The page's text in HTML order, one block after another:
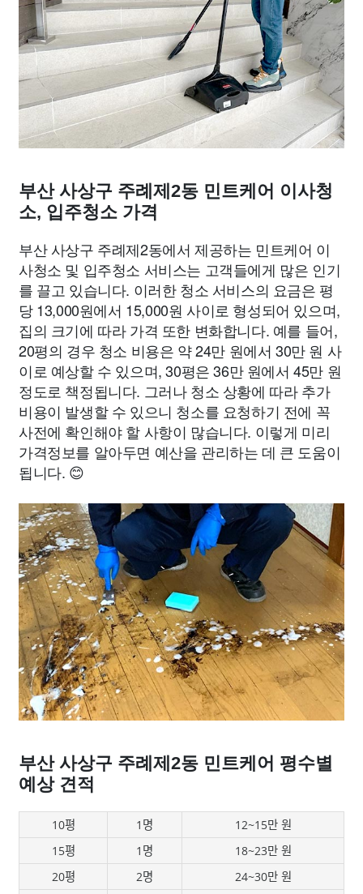
부산 사상구 주례제2동 민트케어 이사청
소, 입주청소 가격
부산 사상구 주례제2동에서 제공하는 민트케어 이
사청소 및 입주청소 서비스는 고객들에게 많은 인기
를 끌고 있습니다. 이러한 청소 서비스의 요금은 평
당 13,000원에서 15,000원 사이로 형성되어 있으며,
집의 크기에 따라 가격 또한 변화합니다. 예를 들어,
20평의 경우 청소 비용은 약 24만 원에서 30만 원 사
이로 예상할 수 있으며, 30평은 36만 원에서 45만 원
정도로 책정됩니다. 그러나 청소 상황에 따라 추가
비용이 발생할 수 있으니 청소를 요청하기 전에 꼭
사전에 확인해야 할 사항이 많습니다. 이렇게 미리
가격정보를 알아두면 예산을 관리하는 데 큰 도움이
됩니다. 😊
부산 사상구 주례제2동 민트케어 평수별
예상 견적
10평 1명
12~15만 원
15평
1명
18~23만 원
20평
2명 24~30만 원